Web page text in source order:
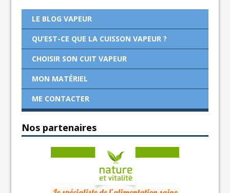
LE BLOG VAPEUR
QU’EST-CE QUE LA CUISSON VAPEUR ?
CHOISIR SON CUIT VAPEUR
MON MATÉRIEL
ME CONTACTER
Nos partenaires